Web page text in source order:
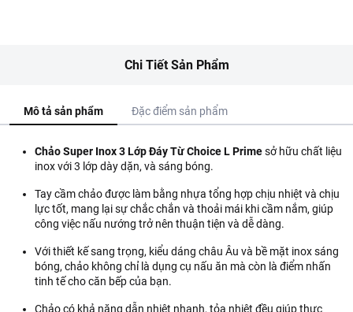
Chi Tiết Sản Phẩm
Mô tả sản phẩm Đặc điểm sản phẩm
Chảo Super Inox 3 Lớp Đáy Từ Choice L Primesở hữu chất liệu
inox với 3 lớp dày dặn, và sáng bóng.
Tay cầm chảo được làm bằng nhựa tổng hợp chịu nhiệt và chịu
lực tốt, mang lại sự chắc chắn và thoải mái khi cầm nắm, giúp
công việc nấu nướng trở nên thuận tiện và dễ dàng.
Với thiết kế sang trọng, kiểu dáng châu Âu và bề mặt inox sáng
bóng, chảo không chỉ là dụng cụ nấu ăn mà còn là điểm nhấn
tinh tế cho căn bếp của bạn.
Chảo có khả năng dẫn nhiệt nhanh, tỏa nhiệt đều giúp thực